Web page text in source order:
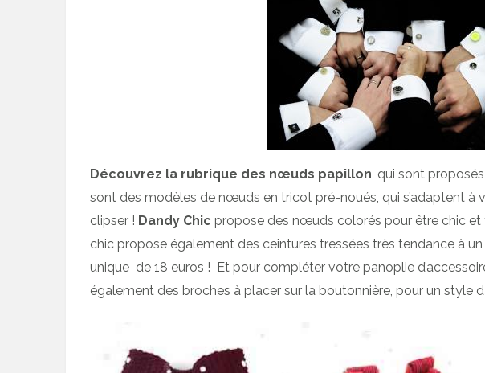
Découvrez la rubrique des nœuds papillon, qui sont
sont des modèles de nœuds en tricot pré-noués, qui s’adaptent à
clipser ! Dandy Chic propose des nœuds colorés pour être chic et
chic propose également des ceintures tressées très tendance à
unique de 18 euros ! Et pour compléter votre panoplie
également des broches à placer sur la boutonnière, pour un style